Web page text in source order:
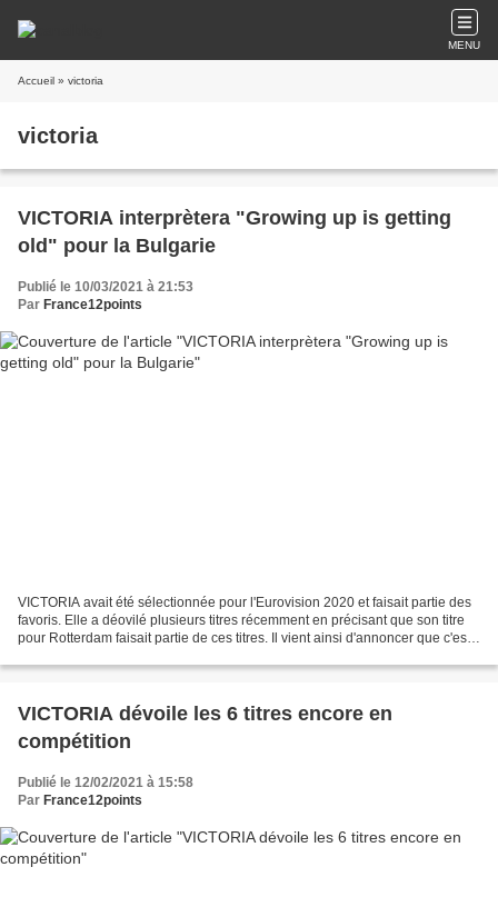
MENU
Accueil » victoria
victoria
VICTORIA interprètera "Growing up is getting
old" pour la Bulgarie
Publié le 10/03/2021 à 21:53
Par France12points
VICTORIA avait été sélectionnée pour l'Eurovision 2020 et faisait partie des
favoris. Elle a déovilé plusieurs titres récemment en précisant que son titre
pour Rotterdam faisait partie de ces titres. Il vient ainsi d'annoncer que c'est
VICTORIA dévoile les 6 titres encore en
compétition
Publié le 12/02/2021 à 15:58
Par France12points